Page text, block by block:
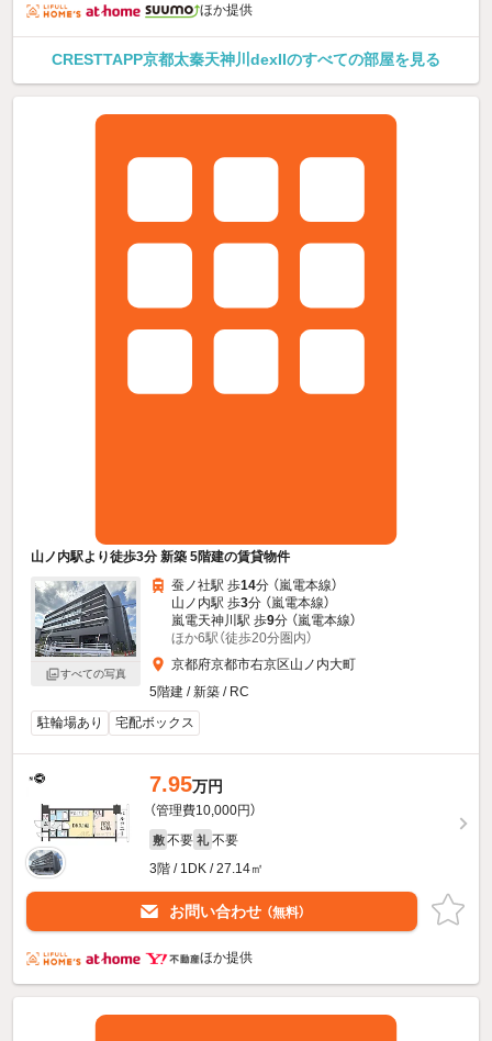
ほか提供
CRESTTAPP京都太秦天神川dexIIのすべての部屋を見る
山ノ内駅より徒歩3分 新築 5階建の賃貸物件
すべての写真
蚕ノ社駅 歩14分 （嵐電本線）
山ノ内駅 歩3分 （嵐電本線）
嵐電天神川駅 歩9分 （嵐電本線）
ほか6駅（徒歩20分圏内）
京都府京都市右京区山ノ内大町
5階建 / 新築 / RC
駐輪場あり
宅配ボックス
7.95万円
（管理費10,000円）
敷 不要 礼 不要
3階 / 1DK / 27.14㎡
お問い合わせ （無料）
ほか提供